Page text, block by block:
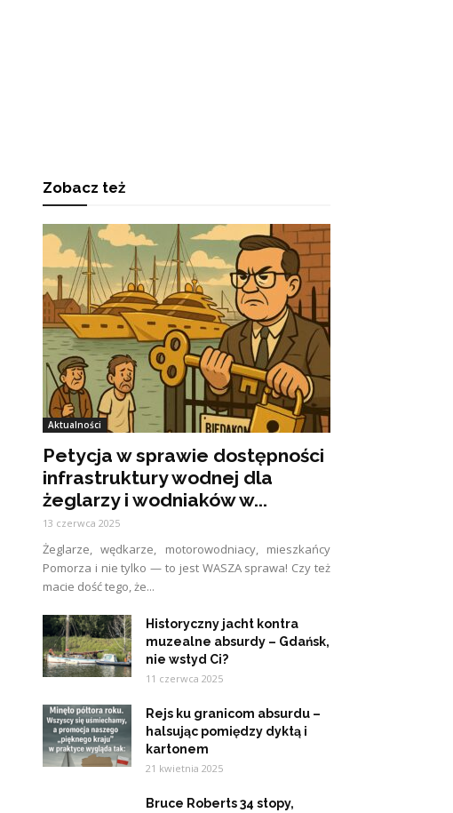
Zobacz też
Aktualności
Petycja w sprawie dostępności
infrastruktury wodnej dla
żeglarzy i wodniaków w...
13 czerwca 2025
Żeglarze, wędkarze, motorowodniacy, mieszkańcy
Pomorza i nie tylko — to jest WASZA sprawa! Czy też
macie dość tego, że...
Historyczny jacht kontra
muzealne absurdy – Gdańsk,
nie wstyd Ci?
11 czerwca 2025
Rejs ku granicom absurdu –
halsując pomiędzy dyktą i
kartonem
21 kwietnia 2025
Bruce Roberts 34 stopy,